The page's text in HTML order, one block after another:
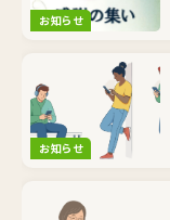
お知らせ
お知らせ